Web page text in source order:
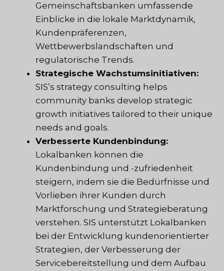
Gemeinschaftsbanken umfassende
Einblicke in die lokale Marktdynamik,
Kundenpräferenzen,
Wettbewerbslandschaften und
regulatorische Trends.
Strategische Wachstumsinitiativen:
SIS’s strategy consulting helps
community banks develop strategic
growth initiatives tailored to their unique
needs and goals.
Verbesserte Kundenbindung:
Lokalbanken können die
Kundenbindung und -zufriedenheit
steigern, indem sie die Bedürfnisse und
Vorlieben ihrer Kunden durch
Marktforschung und Strategieberatung
verstehen. SIS unterstützt Lokalbanken
bei der Entwicklung kundenorientierter
Strategien, der Verbesserung der
Servicebereitstellung und dem Aufbau